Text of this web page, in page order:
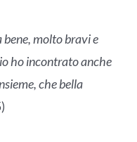
molto bravi e
ho incontrato anche
che bella